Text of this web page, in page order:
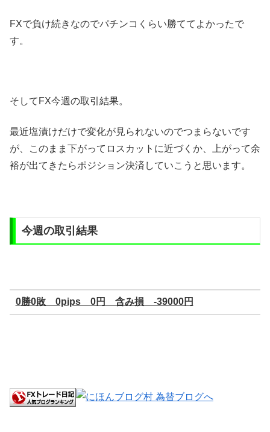
FXで負け続きなのでパチンコくらい勝ててよかったで
す。
そしてFX今週の取引結果。
最近塩漬けだけで変化が見られないのでつまらないです
が、このまま下がってロスカットに近づくか、上がって余
裕が出てきたらポジション決済していこうと思います。
今週の取引結果
0勝0敗 0pips 0円 含み損 -39000円